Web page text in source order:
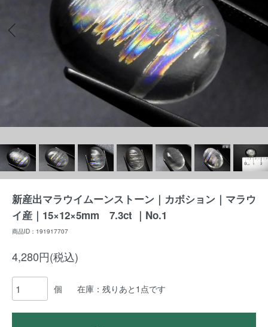
新産出マラウイムーンストーン｜カボション｜マラウ
イ産｜15×12×5mm 7.3ct ｜No.1
商品ID：191917707
4,280円(税込)
個 在庫：残りあと1点です